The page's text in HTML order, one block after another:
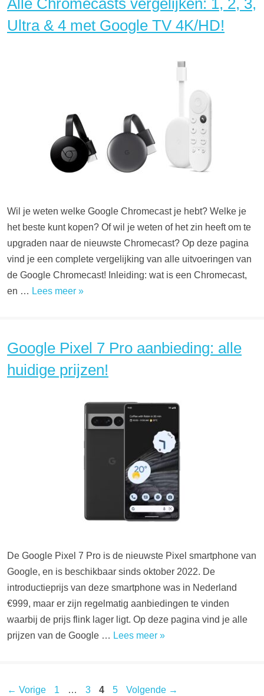
Alle Chromecasts vergelijken: 1, 2, 3,
Ultra & 4 met Google TV 4K/HD!
Wil je weten welke Google Chromecast je hebt? Welke je
het beste kunt kopen? Of wil je weten of het zin heeft om te
upgraden naar de nieuwste Chromecast? Op deze pagina
vind je een complete vergelijking van alle uitvoeringen van
de Google Chromecast! Inleiding: wat is een Chromecast,
en … Lees meer »
Google Pixel 7 Pro aanbieding: alle
huidige prijzen!
De Google Pixel 7 Pro is de nieuwste Pixel smartphone van
Google, en is beschikbaar sinds oktober 2022. De
introductieprijs van deze smartphone was in Nederland
€999, maar er zijn regelmatig aanbiedingen te vinden
waarbij de prijs flink lager ligt. Op deze pagina vind je alle
prijzen van de Google … Lees meer »
← Vorige Pagina
1 … Pagina
3 Pagina
4 Pagina
5 Volgende →